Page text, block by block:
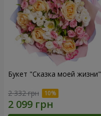
Букет "Сказка моей жизни"
2 332 грн